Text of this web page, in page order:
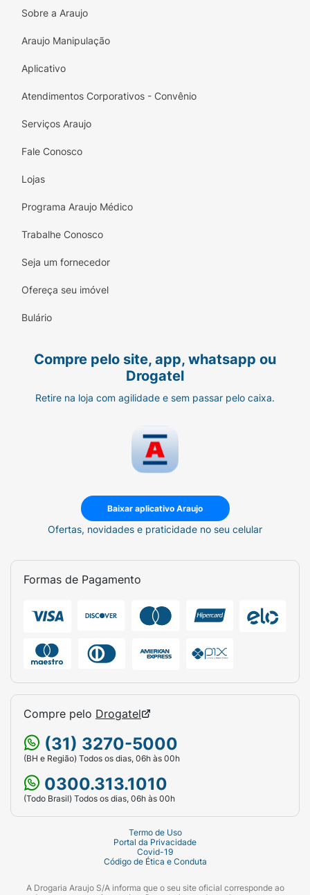
solado de borracha de alta qualidade.
Durabilidade:
com tiras que não se soltam facilmente.
Versatilidade:Ideal para momentos de
amado do mundo representando a nossa
Sobre a Araujo
Araujo Manipulação
Aplicativo
Atendimentos Corporativos - Convênio
Serviços Araujo
Fale Conosco
Lojas
Programa Araujo Médico
Trabalhe Conosco
Seja um fornecedor
Ofereça seu imóvel
Bulário
Compre pelo site, app, whatsapp ou
Drogatel
Retire na loja com agilidade e sem passar pelo caixa.
Baixar aplicativo Araujo
Ofertas, novidades e praticidade no seu celular
Formas de Pagamento
Compre pelo Drogatel
(31) 3270-5000
(BH e Região) Todos os dias, 06h às 00h
0300.313.1010
(Todo Brasil) Todos os dias, 06h às 00h
Termo de Uso
Portal da Privacidade
Covid-19
Código de Ética e Conduta
A Drogaria Araujo S/A informa que o seu site oficial corresponde ao